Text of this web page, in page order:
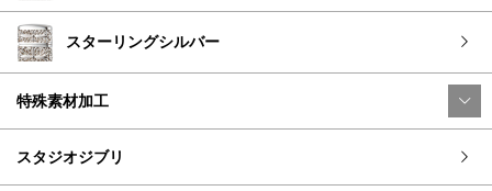
スターリングシルバー
特殊素材加工
スタジオジブリ